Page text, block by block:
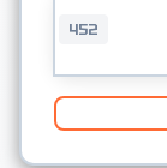
452